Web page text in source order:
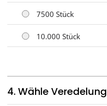
7500 Stück
10.000 Stück
4. Wähle Veredelung